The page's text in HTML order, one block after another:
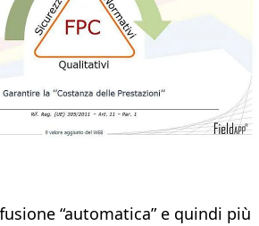
“automatica” e quindi più